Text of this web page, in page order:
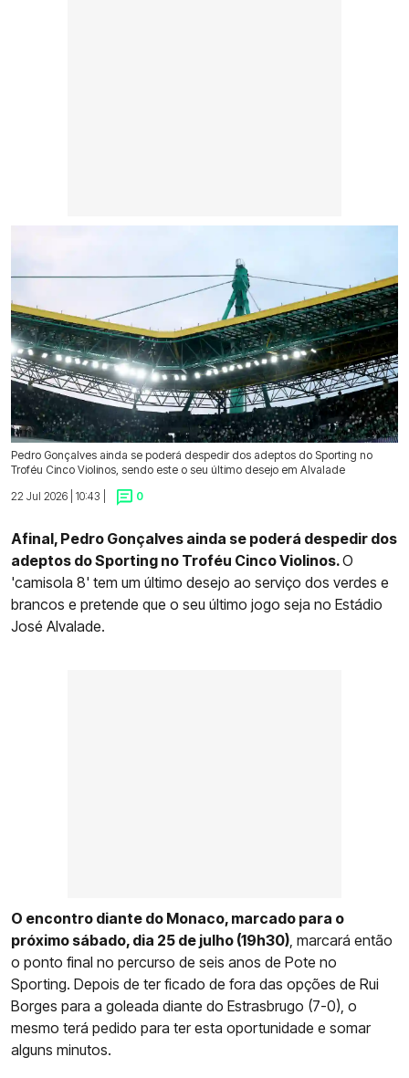
Pedro Gonçalves ainda se poderá despedir dos adeptos do Sporting no
Troféu Cinco Violinos, sendo este o seu último desejo em Alvalade
22 Jul 2026 | 10:43 |
0
Afinal, Pedro Gonçalves ainda se poderá despedir dos
adeptos do Sporting no Troféu Cinco Violinos.O
'camisola 8' tem um último desejo ao serviço dos verdes e
brancos e pretende que o seu último jogo seja no Estádio
José Alvalade.
O encontro diante do Monaco, marcado para o
próximo sábado, dia 25 de julho (19h30) , marcará então
o ponto final no percurso de seis anos de Pote no
Sporting. Depois de ter ficado de fora das opções de Rui
Borges para a goleada diante do Estrasbrugo (7-0), o
mesmo terá pedido para ter esta oportunidade e somar
alguns minutos.